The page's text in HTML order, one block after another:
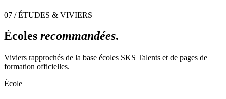
07 / ÉTUDES & VIVIERS
Écoles recommandées.
Viviers rapprochés de la base écoles SKS Talents et de pages de
formation officielles.
École